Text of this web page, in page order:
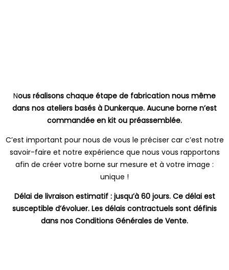
Nous réalisons chaque étape de fabrication nous même
dans nos ateliers basés à Dunkerque. Aucune borne n’est
commandée en kit ou préassemblée.
C’est important pour nous de vous le préciser car c’est notre
savoir-faire et notre expérience que nous vous rapportons
afin de créer votre borne sur mesure et à votre image :
unique !
Délai de livraison estimatif : jusqu’à 60 jours. Ce délai est
susceptible d’évoluer. Les délais contractuels sont définis
dans nos Conditions Générales de Vente.